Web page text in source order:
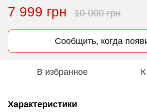
7 999 грн 10 000 грн
Сообщить, когда
В избранное
Характеристики